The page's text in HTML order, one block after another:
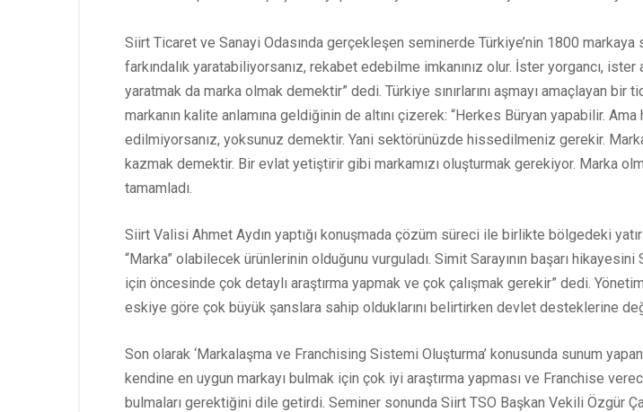
Siirt Ticaret ve Sanayi Odasında gerçekleşen seminerde Türkiye’nin 1800
farkındalık yaratabiliyorsanız, rekabet edebilme imkanınız olur. İster yorgancı, ister
yaratmak da marka olmak demektir” dedi. Türkiye sınırlarını aşmayı amaçlayan
markanın kalite anlamına geldiğinin de altını çizerek: “Herkes Büryan yapabilir.
edilmiyorsanız, yoksunuz demektir. Yani sektörünüzde hissedilmeniz gerekir.
kazmak demektir. Bir evlat yetiştirir gibi markamızı oluşturmak gerekiyor. Marka
tamamladı.
Siirt Valisi Ahmet Aydın yaptığı konuşmada çözüm süreci ile birlikte bölgedeki
“Marka” olabilecek ürünlerinin olduğunu vurguladı. Simit Sarayının başarı
için öncesinde çok detaylı araştırma yapmak ve çok çalışmak gerekir” dedi.
eskiye göre çok büyük şanslara sahip olduklarını belirtirken devlet desteklerine
Son olarak ‘Markalaşma ve Franchising Sistemi Oluşturma’ konusunda sunum
kendine en uygun markayı bulmak için çok iyi araştırma yapması ve Franchise
bulmaları gerektiğini dile getirdi. Seminer sonunda Siirt TSO Başkan Vekili Özgür